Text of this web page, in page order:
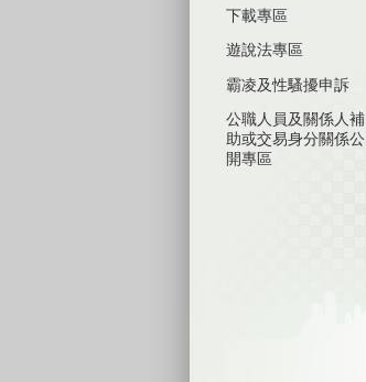
下載專區
遊說法專區
霸凌及性騷擾申訴
公職人員及關係人補
助或交易身分關係公
開專區